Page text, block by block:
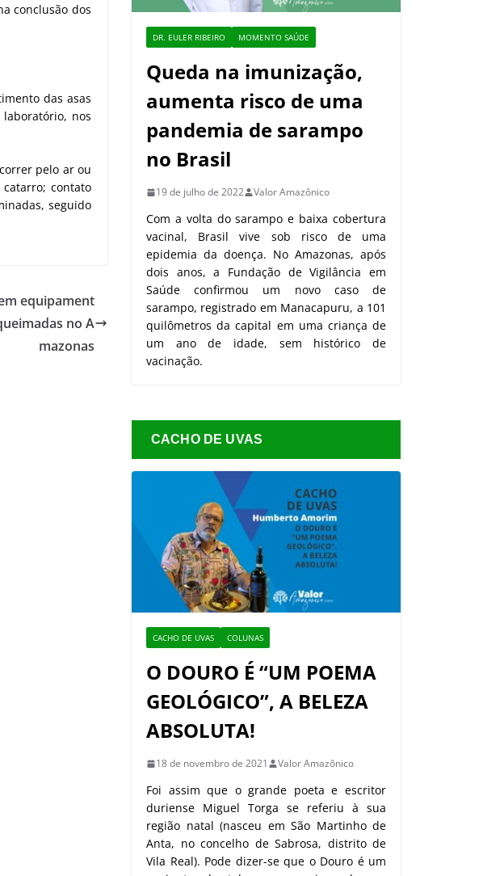
conclusão dos
das asas
nos
pelo ar ou
catarro; contato
seguido
equipament
no A
mazonas
DR. EULER RIBEIRO MOMENTO SAÚDE
Queda na imunização,
aumenta risco de uma
pandemia de sarampo
no Brasil
19 de julho de 2022 Valor Amazônico
Com a volta do sarampo e baixa cobertura
vacinal, Brasil vive sob risco de uma
epidemia da doença. No Amazonas, após
dois anos, a Fundação de Vigilância em
Saúde confirmou um novo caso de
sarampo, registrado em Manacapuru, a 101
quilômetros da capital em uma criança de
um ano de idade, sem histórico de
vacinação.
CACHO DE UVAS
CACHO DE UVAS COLUNAS
O DOURO É “UM POEMA
GEOLÓGICO”, A BELEZA
ABSOLUTA!
18 de novembro de 2021 Valor Amazônico
Foi assim que o grande poeta e escritor
duriense Miguel Torga se referiu à sua
região natal (nasceu em São Martinho de
Anta, no concelho de Sabrosa, distrito de
Vila Real). Pode dizer-se que o Douro é um